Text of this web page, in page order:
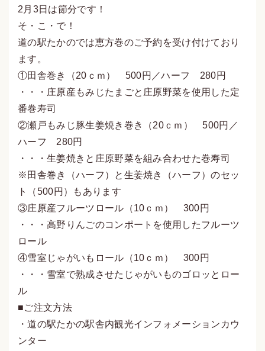
2月3日は節分です！
そ・こ・で！
道の駅たかのでは恵方巻のご予約を受け付けており
ます。
①田舎巻き（20ｃｍ） 500円／ハーフ 280円
・・・庄原産もみじたまごと庄原野菜を使用した定
番巻寿司
②瀬戸もみじ豚生姜焼き巻き（20ｃｍ） 500円／
ハーフ 280円
・・・生姜焼きと庄原野菜を組み合わせた巻寿司
※田舎巻き（ハーフ）と生姜焼き（ハーフ）のセッ
ト（500円）もあります
③庄原産フルーツロール（10ｃｍ） 300円
・・・高野りんごのコンポートを使用したフルーツ
ロール
④雪室じゃがいもロール（10ｃｍ） 300円
・・・雪室で熟成させたじゃがいものゴロッとロー
ル
■ご注文方法
・道の駅たかの駅舎内観光インフォメーションカウ
ンター